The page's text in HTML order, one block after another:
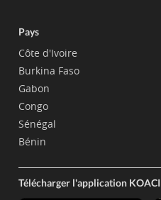
Pays
Côte d'Ivoire
Burkina Faso
Gabon
Congo
Sénégal
Bénin
Télécharger l'application KOACI